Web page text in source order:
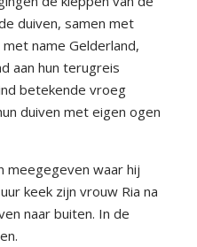
duiven, samen met
name Gelderland,
aan hun terugreis
betekende vroeg
duiven met eigen ogen
meegegeven waar hij
keek zijn vrouw Ria na
naar buiten. In de